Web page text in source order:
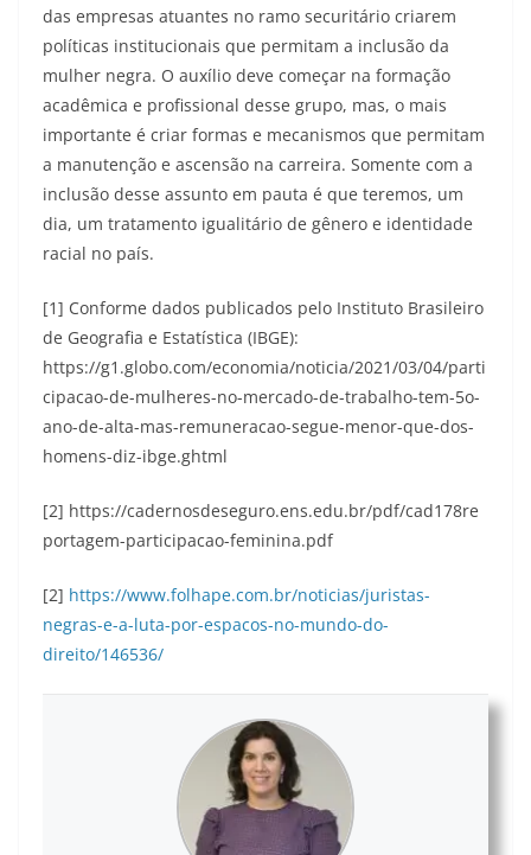
das empresas atuantes no ramo securitário criarem
políticas institucionais que permitam a inclusão da
mulher negra. O auxílio deve começar na formação
acadêmica e profissional desse grupo, mas, o mais
importante é criar formas e mecanismos que permitam
a manutenção e ascensão na carreira. Somente com a
inclusão desse assunto em pauta é que teremos, um
dia, um tratamento igualitário de gênero e identidade
racial no país.
[1] Conforme dados publicados pelo Instituto Brasileiro
de Geografia e Estatística (IBGE):
https://g1.globo.com/economia/noticia/2021/03/04/parti
cipacao-de-mulheres-no-mercado-de-trabalho-tem-5o-
ano-de-alta-mas-remuneracao-segue-menor-que-dos-
homens-diz-ibge.ghtml
[2] https://cadernosdeseguro.ens.edu.br/pdf/cad178re
portagem-participacao-feminina.pdf
[2] https://www.folhape.com.br/noticias/juristas-
negras-e-a-luta-por-espacos-no-mundo-do-
direito/146536/